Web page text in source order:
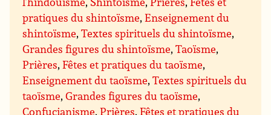
pratiques du shintoïsme,Enseignement du
shintoïsme,Textes spirituels du shintoïsme,
Grandes figures du shintoïsme,Taoïsme,
Prières,Fêtes et pratiques du taoïsme,
Enseignement du taoïsme,Textes spirituels du
taoïsme,Grandes figures du taoïsme,
Confucianisme,Prières,Fêtes et pratiques du